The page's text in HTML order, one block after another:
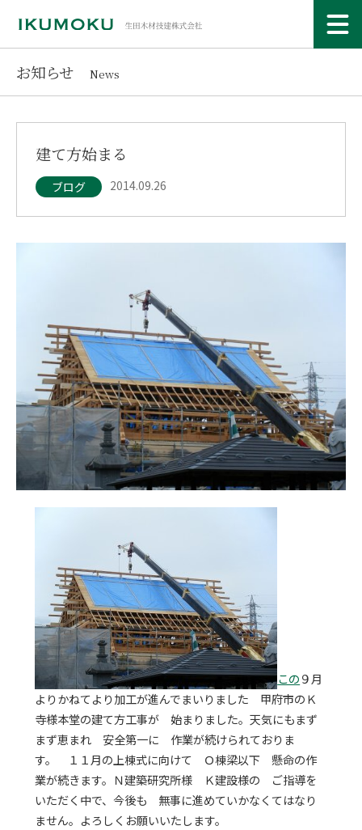
お知らせ News
建て方始まる
ブログ 2014.09.26
この ９月
よりかねてより加工が進んでまいりました 甲府市のＫ
寺様本堂の建て方工事が 始まりました。天気にもまず
まず恵まれ 安全第一に 作業が続けられておりま
す。 １１月の上棟式に向けて Ｏ棟梁以下 懸命の作
業が続きます。Ｎ建築研究所様 Ｋ建設様の ご指導を
いただく中で、今後も 無事に進めていかなくてはなり
ません。よろしくお願いいたします。